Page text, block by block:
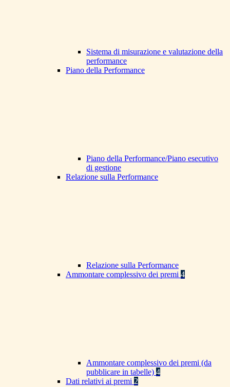
Sistema di misurazione e valutazione della
performance
Piano della Performance
Piano della Performance/Piano esecutivo
di gestione
Relazione sulla Performance
Relazione sulla Performance
Ammontare complessivo dei premi 4
Ammontare complessivo dei premi (da
pubblicare in tabelle) 4
Dati relativi ai premi 2